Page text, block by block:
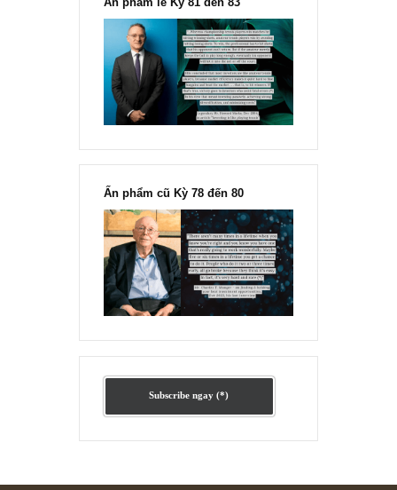
Ấn phẩm lẻ Kỳ 81 đến 83
Ấn phẩm cũ Kỳ 78 đến 80